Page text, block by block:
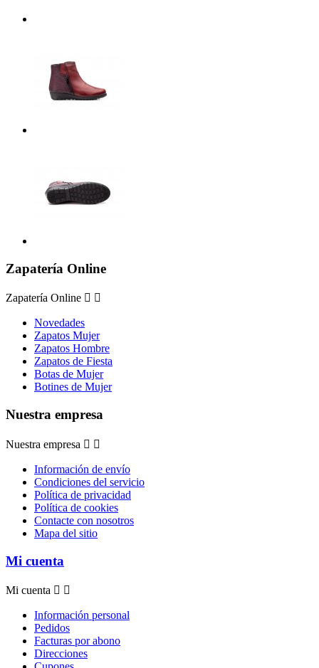
Zapatería Online
Zapatería Online  
Novedades
Zapatos Mujer
Zapatos Hombre
Zapatos de Fiesta
Botas de Mujer
Botines de Mujer
Nuestra empresa
Nuestra empresa  
Información de envío
Condiciones del servicio
Política de privacidad
Política de cookies
Contacte con nosotros
Mapa del sitio
Mi cuenta
Mi cuenta  
Información personal
Pedidos
Facturas por abono
Direcciones